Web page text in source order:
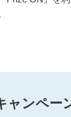
ャンペー